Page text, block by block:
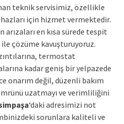
teknik servisimiz, özellikle
için hizmet vermektedir.
en kısa sürede tespit
çözüme kavuşturuyoruz.
termostat
kadar geniş bir yelpazede
onarım değil, düzenli bakım
uzatmayı ve verimliliğini
‘daki adresimizi not
sorunlara kaliteli ve